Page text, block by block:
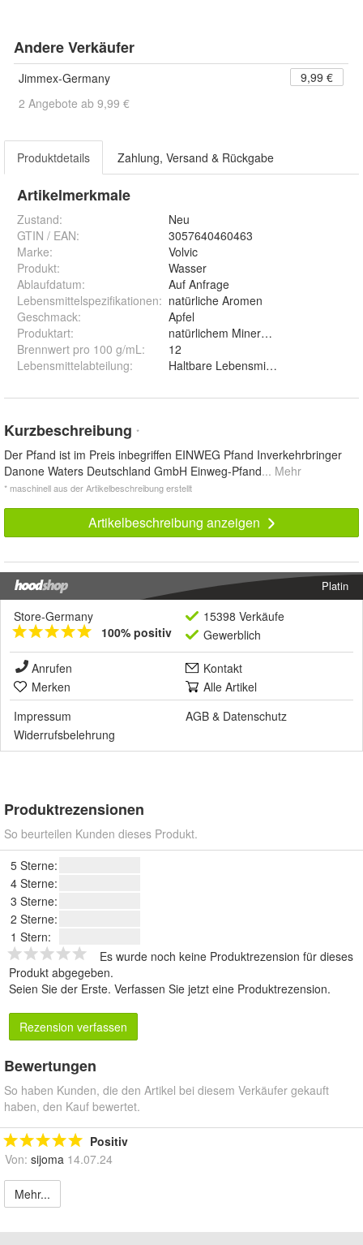
Andere Verkäufer
Jimmex-Germany
9,99 €
2 Angebote ab 9,99 €
Produktdetails Zahlung, Versand & Rückgabe
Artikelmerkmale
Zustand:
Neu
GTIN / EAN:
3057640460463
Marke:
Volvic
Produkt:
Wasser
Ablaufdatum:
Auf Anfrage
Lebensmittelspezifikationen: natürliche Aromen
Geschmack:
Apfel
Produktart:
natürlichem Mineralwasser mit
Brennwert pro 100 g/mL:
12
Lebensmittelabteilung: Haltbare Lebensmittel
Kurzbeschreibung *
Der Pfand ist im Preis inbegriffen EINWEG Pfand Inverkehrbringer
Danone Waters Deutschland GmbH Einweg-Pfand... Mehr
* maschinell aus der Artikelbeschreibung erstellt
Artikelbeschreibung anzeigen
Platin
Store-Germany
100% positiv
15398 Verkäufe
Gewerblich
Anrufen
Kontakt
Merken
Alle Artikel
Impressum
AGB & Datenschutz
Widerrufsbelehrung
Produktrezensionen
So beurteilen Kunden dieses Produkt.
5 Sterne:
4 Sterne:
3 Sterne:
2 Sterne:
1 Stern:
Es wurde noch keine Produktrezension für dieses
Produkt abgegeben.
Seien Sie der Erste. Verfassen Sie jetzt eine Produktrezension.
Rezension verfassen
Bewertungen
So haben Kunden, die den Artikel bei diesem Verkäufer gekauft
haben, den Kauf bewertet.
Positiv
Von: sijoma 14.07.24
Mehr...